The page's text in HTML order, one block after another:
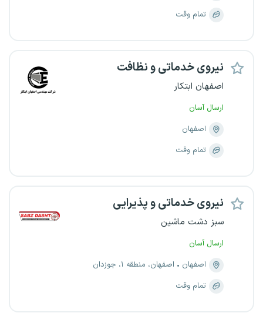
تمام وقت
نیروی خدماتی و نظافت
اصفهان ابتکار
ارسال آسان
اصفهان
تمام وقت
نیروی خدماتی و پذیرایی
سبز دشت ماشین
ارسال آسان
اصفهان
اصفهان، منطقه ۱، جوزدان
تمام وقت